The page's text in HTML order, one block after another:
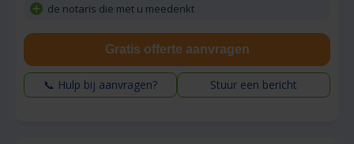
de notaris die met u meedenkt
Gratis offerte aanvragen
📞 Hulp bij aanvragen? Stuur een bericht